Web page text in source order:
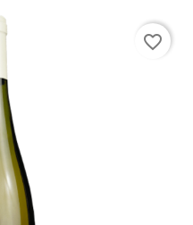
favorite_border